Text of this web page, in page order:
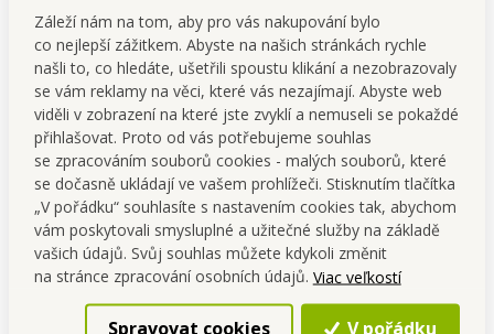
Záleží nám na tom, aby pro vás nakupování bylo
co nejlepší zážitkem. Abyste na našich stránkách rychle
našli to, co hledáte, ušetřili spoustu klikání a nezobrazovaly
se vám reklamy na věci, které vás nezajímají. Abyste web
viděli v zobrazení na které jste zvyklí a nemuseli se pokaždé
přihlašovat. Proto od vás potřebujeme souhlas
se zpracováním souborů cookies - malých souborů, které
se dočasně ukládají ve vašem prohlížeči. Stisknutím tlačítka
„V pořádku“ souhlasíte s nastavením cookies tak, abychom
vám poskytovali smysluplné a užitečné služby na základě
vašich údajů. Svůj souhlas můžete kdykoli změnit
na stránce zpracování osobních údajů. Viac veľkostí
Spravovat cookies V pořádku
“PROKRÁSNÉ ROSTLINY
BEZ STAROSTÍ!”